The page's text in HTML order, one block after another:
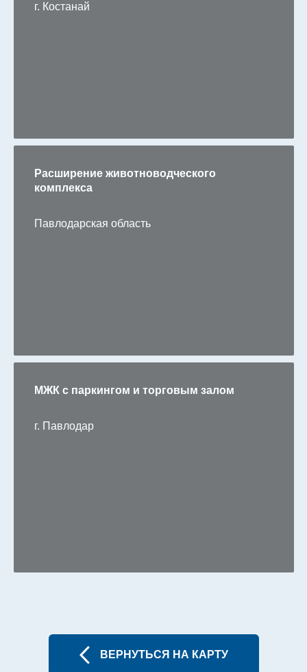
г. Костанай
Расширение животноводческого
комплекса
Павлодарская область
МЖК с паркингом и торговым залом
г. Павлодар
ВЕРНУТЬСЯ НА КАРТУ